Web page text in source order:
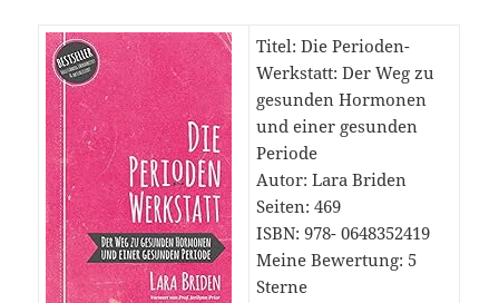
Titel: Die Perioden-
Werkstatt: Der Weg zu
gesunden Hormonen
und einer gesunden
Periode
Autor: Lara Briden
Seiten: 469
ISBN: 978-‎0648352419
Meine Bewertung: 5
Sterne